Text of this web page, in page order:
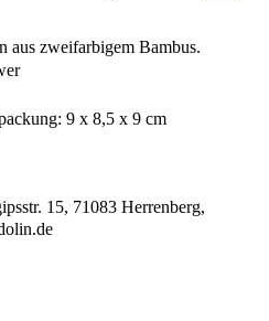
aus zweifarbigem Bambus.
9 x 8,5 x 9 cm
15, 71083 Herrenberg,